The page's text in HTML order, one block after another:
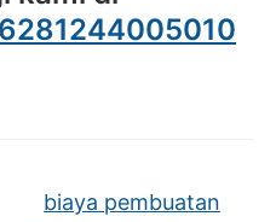
biaya pembuatan